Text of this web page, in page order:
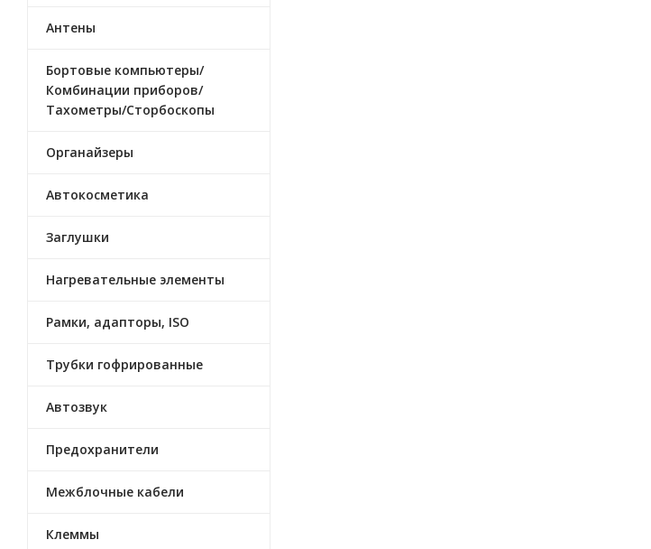
Антены
Бортовые компьютеры/
Комбинации приборов/
Тахометры/Сторбоскопы
Органайзеры
Автокосметика
Заглушки
Нагревательные элементы
Рамки, адапторы, ISO
Трубки гофрированные
Автозвук
Предохранители
Межблочные кабели
Клеммы